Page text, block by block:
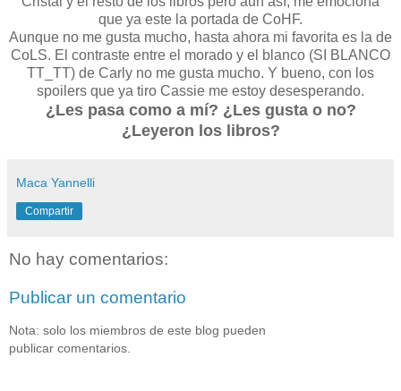
que ya este la portada de CoHF.
Aunque no me gusta mucho, hasta ahora mi favorita es la de
CoLS. El contraste entre el morado y el blanco (SI BLANCO
TT_TT) de Carly no me gusta mucho. Y bueno, con los
spoilers que ya tiro Cassie me estoy desesperando.
¿Les pasa como a mí? ¿Les gusta o no?
¿Leyeron los libros?
Maca Yannelli
Compartir
No hay comentarios:
Publicar un comentario
Nota: solo los miembros de este blog pueden
publicar comentarios.